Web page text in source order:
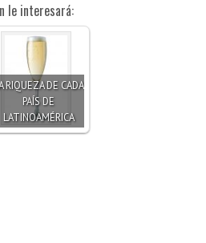
le interesará:
RIQUEZA DE CADA
PAÍS DE
LATINOAMÉRICA